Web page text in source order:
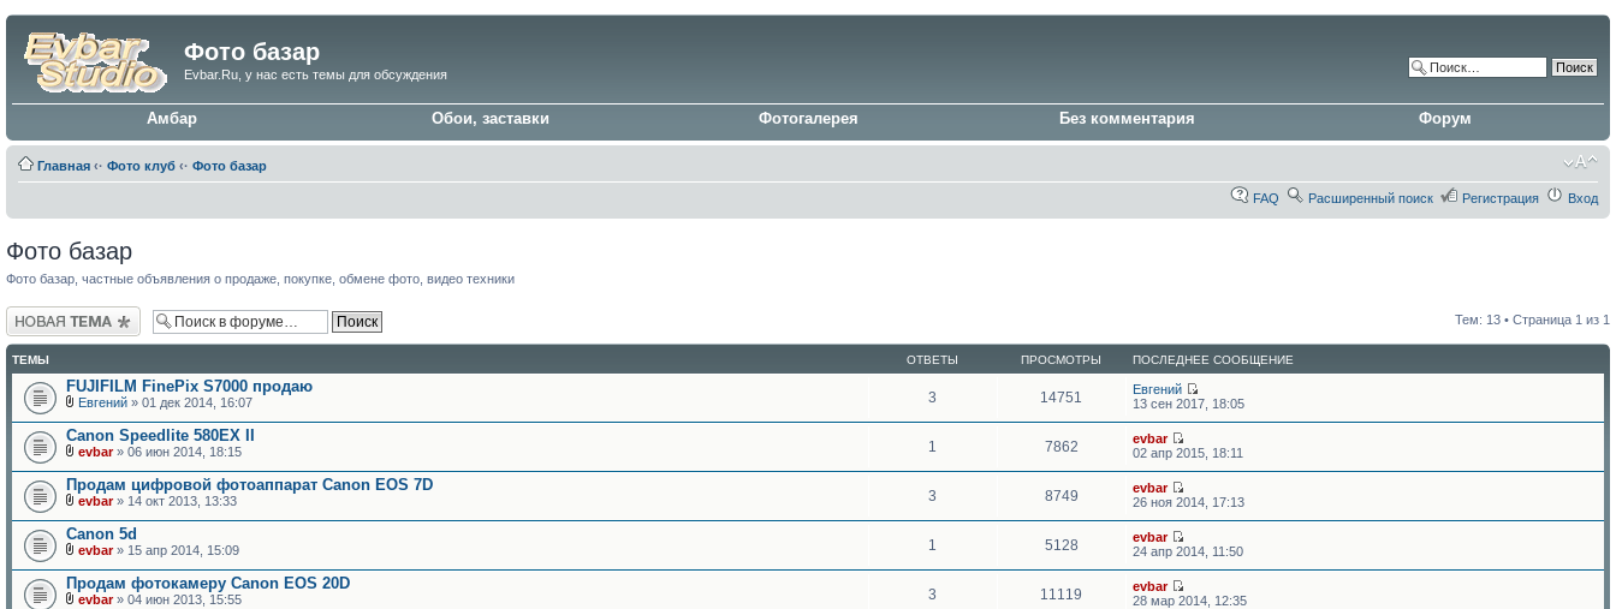
Фото базар
Evbar.Ru, у нас есть темы для обсуждения
Амбар Обои, заставки Фотогалерея Без комментария Форум
Главная ‹· Фото клуб ‹· Фото базар
FAQ Расширенный поиск Регистрация Вход
Фото базар
Фото базар, частные объявления о продаже, покупке, обмене фото, видео техники
Новая тема Тем: 13 • Страница 1 из 1
ТЕМЫ ОТВЕТЫ ПРОСМОТРЫ ПОСЛЕДНЕЕ СООБЩЕНИЕ
FUJIFILM FinePix S7000 продаю
Евгений » 01 дек 2014, 16:07 3 14751
Евгений
13 сен 2017, 18:05
Canon Speedlite 580EX II
evbar» 06 июн 2014, 18:15 1 7862
evbar
02 апр 2015, 18:11
Продам цифровой фотоаппарат Canon EOS 7D
evbar» 14 окт 2013, 13:33 3 8749
evbar
26 ноя 2014, 17:13
Сanon 5d
evbar» 15 апр 2014, 15:09 1 5128
evbar
24 апр 2014, 11:50
Продам фотокамеру Canon EOS 20D
evbar» 04 июн 2013, 15:55 3 11119
evbar
28 мар 2014, 12:35